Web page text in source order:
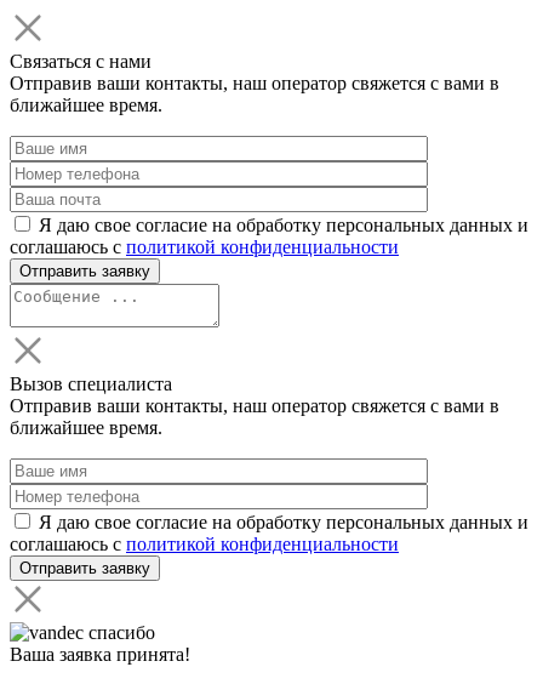
Связаться с нами
Отправив ваши контакты, наш оператор свяжется с вами в
ближайшее время.
Я даю свое согласие на обработку персональных данных и
соглашаюсь с политикой конфиденциальности
Вызов специалиста
Отправив ваши контакты, наш оператор свяжется с вами в
ближайшее время.
Я даю свое согласие на обработку персональных данных и
соглашаюсь с политикой конфиденциальности
Ваша заявка принята!